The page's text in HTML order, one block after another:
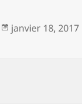
Publié
janvier 18, 2017